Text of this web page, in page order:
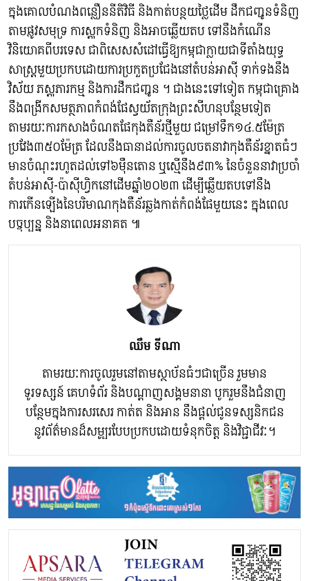
ក្នុងគោលបំណងពន្លឿននីតិវិធី និងកាត់បន្ថយថ្លៃដើម ដឹកជញ្ជូនទំនិញ
តាមផ្លូវសមុទ្រ ការស្តុកទំនិញ និងអាចឆ្លើយតប ទៅនឹងកំណើន
វិនិយោគពីបរទេស ជាពិសេសសំដៅធ្វើឱ្យកម្ពុជាក្លាយជាទីតាំងយុទ្ធ
សាស្ត្រមួយប្រកបដោយការប្រកួតប្រជែងនៅតំបន់អាស៊ី ទាក់ទងនឹង
វិស័យ ភស្តុភារកម្ម និងការដឹកជញ្ជូន ។ ជាងនេះទៅទៀត កម្ពុជាគ្រោង
នឹងពង្រីកសមត្ថភាពកំពង់ផែស្វយ័តក្រុងព្រះសីហនុបន្ថែមទៀត
តាមរយៈការកសាងចំណតផែកុងតឺន័រថ្មីមួយ ជម្រៅទឹក១៤.៥ម៉ែត្រ
ប្រវែង៣៥០ម៉ែត្រ ដែលនឹងធានាដល់ការចូលចតនាវាកុងតឺន័រខ្នាតធំៗ
មានចំណុះរហូតដល់ទៅ៦ម៉ឺនតោន ឬស្មើនឹង៩៣% នៃចំនួននាវាប្រចាំ
តំបន់អាស៊ី-ប៉ាស៊ីហ្វិកនៅដើមឆ្នាំ២០២៣ ដើម្បីឆ្លើយតបទៅនឹង
ការកើនឡើងនៃបរិមាណកុងតឺន័រឆ្លងកាត់កំពង់ផែមួយនេះ ក្នុងពេល
បច្ចុប្បន្ន និងនាពេលអនាគត ៕
ឈឹម​ ទីណា​
តាមរយៈការចូលរួមនៅតាមស្ថាប័នធំៗជាច្រើន រួមមាន
ទូរទស្សន៍ គេហទំព័រ និងបណ្តាញសង្គមនានា បូករួមនឹងជំនាញ
បន្ថែមក្នុងការសរសេរ កាត់ត និងអាន នឹងផ្ដល់ជូនទស្សនិកជន
នូវព័ត៌មានដ៏សម្បូរបែបប្រកបដោយទំនុកចិត្ត និងវិជ្ជាជីវៈ។